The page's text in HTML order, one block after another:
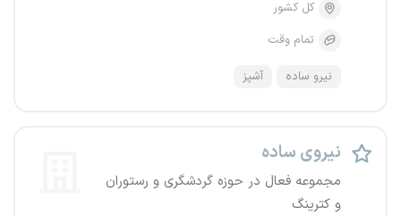
کل کشور
تمام وقت
نیرو ساده آشپز
نیروی ساده
مجموعه فعال در حوزه گردشگری و رستوران
و کترینگ